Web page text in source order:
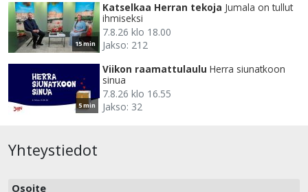
15 min
Katselkaa Herran tekoja Jumala on tullut
ihmiseksi
7.8.26 klo 18.00
Jakso: 212
5 min
Viikon raamattulaulu Herra siunatkoon
sinua
7.8.26 klo 16.55
Jakso: 32
Yhteystiedot
Osoite